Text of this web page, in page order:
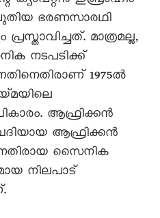
ഭരണസാരഥി
മാത്രമല്ല,
നടപടിക്ക്
1975ൽ
ആഫ്രിക്കൻ
ആഫ്രിക്കൻ
സെെനിക
നിലപാട്